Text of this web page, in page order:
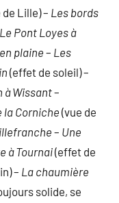
de Lille) – Les bords
Le Pont Loyes à
plaine – Les
(effet de soleil) –
à Wissant–
la Corniche(vue de
– Une
à Tournai(effet de
– La chaumière
solide, se